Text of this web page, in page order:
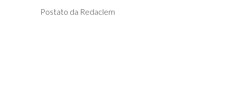
Postato da Redaclem